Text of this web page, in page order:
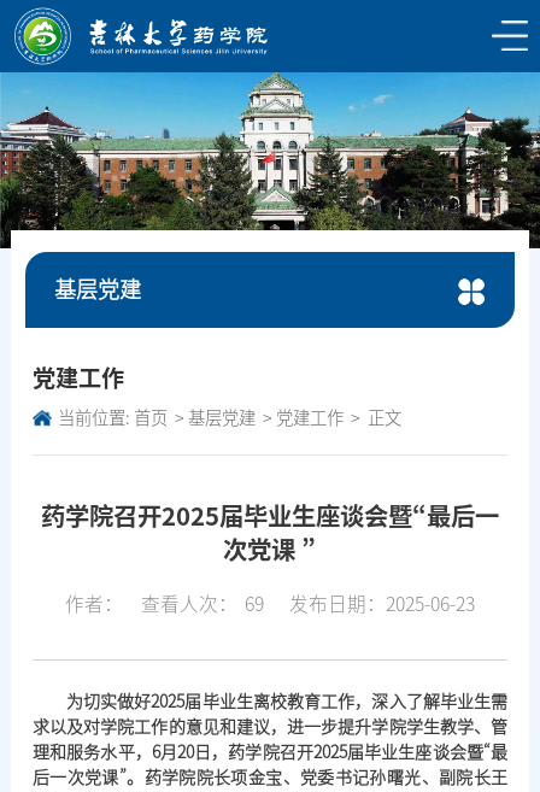
基层党建
党建工作
当前位置: 首页 基层党建 党建工作 正文
药学院召开2025届毕业生座谈会暨“最后一
次党课 ”
作者： 查看人次： 69 发布日期：2025-06-23
为切实做好2025届毕业生离校教育工作，深入了解毕业生需
求以及对学院工作的意见和建议，进一步提升学院学生教学、管
理和服务水平，6月20日，药学院召开2025届毕业生座谈会暨“最
后一次党课”。药学院院长项金宝、党委书记孙曙光、副院长王